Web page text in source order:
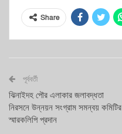
Share
পূর্ববর্তী
ঝিনাইদহ পৌর এলাকার জলাবদ্ধতা
নিরসনে উন্নয়ন সংগ্রাম সমন্বয় কমিটির
স্মারকলিপি প্রদান